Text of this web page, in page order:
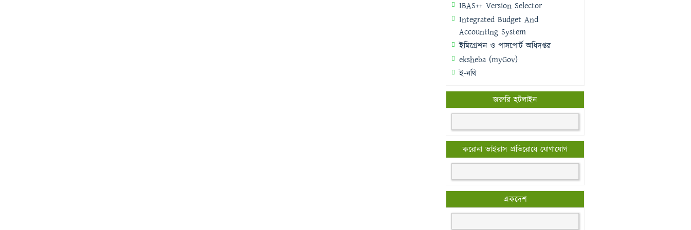
IBAS++ Version Selector
Integrated Budget And
Accounting System
ইমিগ্রেশন ও পাসপোর্ট অধিদপ্তর
eksheba (myGov)
ই-নথি
জরুরি হটলাইন
করোনা ভাইরাস প্রতিরোধে যোগাযোগ
একদেশ